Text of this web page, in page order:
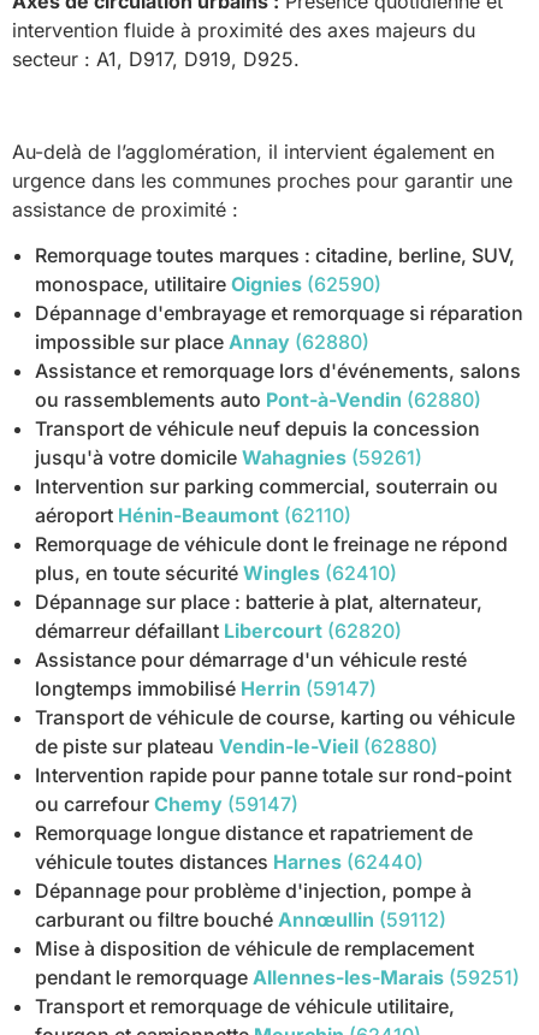
intervention fluide à proximité des axes majeurs du
secteur : A1, D917, D919, D925.
Au-delà de l’agglomération, il intervient également en
urgence dans les communes proches pour garantir une
assistance de proximité :
Remorquage toutes marques : citadine, berline, SUV,
monospace, utilitaire Oignies (62590)
Dépannage d'embrayage et remorquage si réparation
impossible sur place Annay (62880)
Assistance et remorquage lors d'événements, salons
ou rassemblements auto Pont-à-Vendin (62880)
Transport de véhicule neuf depuis la concession
jusqu'à votre domicile Wahagnies (59261)
Intervention sur parking commercial, souterrain ou
aéroport Hénin-Beaumont (62110)
Remorquage de véhicule dont le freinage ne répond
plus, en toute sécurité Wingles (62410)
Dépannage sur place : batterie à plat, alternateur,
démarreur défaillant Libercourt (62820)
Assistance pour démarrage d'un véhicule resté
longtemps immobilisé Herrin (59147)
Transport de véhicule de course, karting ou véhicule
de piste sur plateau Vendin-le-Vieil (62880)
Intervention rapide pour panne totale sur rond-point
ou carrefour Chemy (59147)
Remorquage longue distance et rapatriement de
véhicule toutes distances Harnes (62440)
Dépannage pour problème d'injection, pompe à
carburant ou filtre bouché Annœullin (59112)
Mise à disposition de véhicule de remplacement
pendant le remorquage Allennes-les-Marais (59251)
Transport et remorquage de véhicule utilitaire,